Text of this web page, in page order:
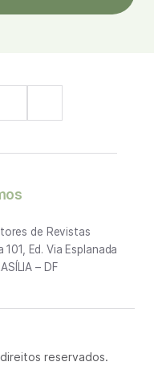
de Revistas
Ed. Via Esplanada
– DF
reservados.